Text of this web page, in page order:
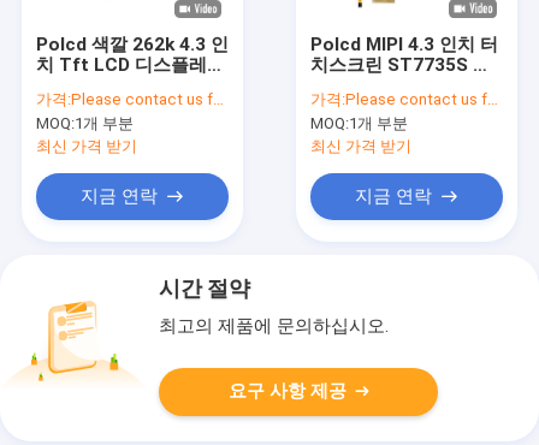
Polcd 색깔 262k 4.3 인
치 Tft LCD 디스플레이
디스플레이 ISO9001
가격:Please contact us for latest price
MOQ:1개 부분
최신 가격 받기
지금 연락
Polcd MIPI 4.3 인치 터
치스크린 ST7735S 관
Transmissive를 표시
합니다
가격:Please contact us for latest price
MOQ:1개 부분
최신 가격 받기
지금 연락
시간 절약
최고의 제품에 문의하십시오.
요구 사항 제공